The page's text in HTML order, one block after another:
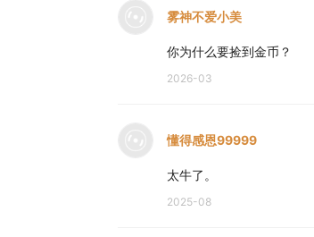
雾神不爱小美
你为什么要捡到金币？
2026-03
懂得感恩99999
太牛了。
2025-08